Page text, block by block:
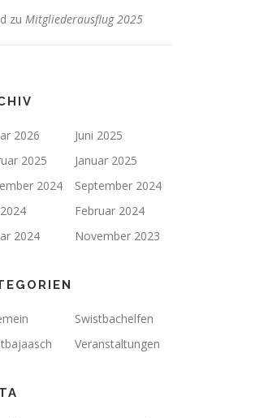
zu Mitgliederausflug 2025
2026
Juni 2025
2025
Januar 2025
2024
September 2024
Februar 2024
2024
November 2023
Swistbachelfen
Veranstaltungen